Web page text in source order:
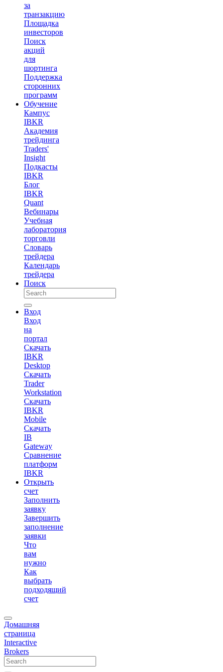
за
транзакцию
Площадка
инвесторов
Поиск
акций
для
шортинга
Поддержка
сторонних
программ
Обучение
Кампус
IBKR
Академия
трейдинга
Traders'
Insight
Подкасты
IBKR
Блог
IBKR
Quant
Вебинары
Учебная
лаборатория
торговли
Словарь
трейдера
Календарь
трейдера
Поиск
Вход
Вход
на
портал
Скачать
IBKR
Desktop
Скачать
Trader
Workstation
Скачать
IBKR
Mobile
Скачать
IB
Gateway
Сравнение
платформ
IBKR
Открыть
счет
Заполнить
заявку
Завершить
заполнение
заявки
Что
вам
нужно
Как
выбрать
подходящий
счет
Домашняя
страница
Interactive
Brokers